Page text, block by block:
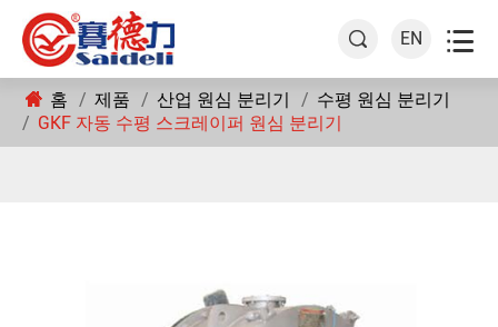
 EN 
홈 제품 산업 원심 분리기
수평 원심 분리기
GKF 자동 수평 스크레이퍼 원심 분리기